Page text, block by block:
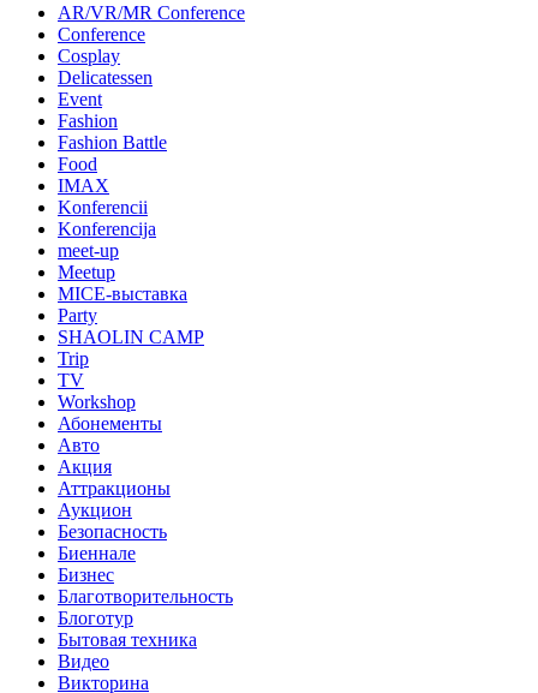
AR/VR/MR Conference
Conference
Cosplay
Delicatessen
Event
Fashion
Fashion Battle
Food
IMAX
Konferencii
Konferencija
meet-up
Meetup
MICE-выставка
Party
SHAOLIN CAMP
Trip
TV
Workshop
Абонементы
Авто
Акция
Аттракционы
Аукцион
Безопасность
Биеннале
Бизнес
Благотворительность
Блоготур
Бытовая техника
Видео
Викторина